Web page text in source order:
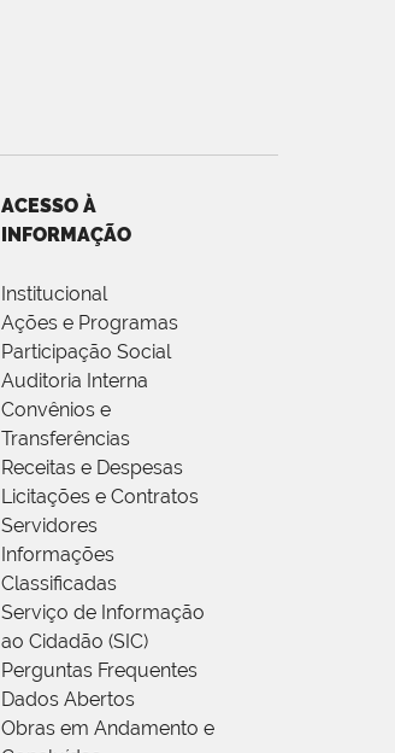
ACESSO À
INFORMAÇÃO
Institucional
Ações e Programas
Participação Social
Auditoria Interna
Convênios e
Transferências
Receitas e Despesas
Licitações e Contratos
Servidores
Informações
Classificadas
Serviço de Informação
ao Cidadão (SIC)
Perguntas Frequentes
Dados Abertos
Obras em Andamento e